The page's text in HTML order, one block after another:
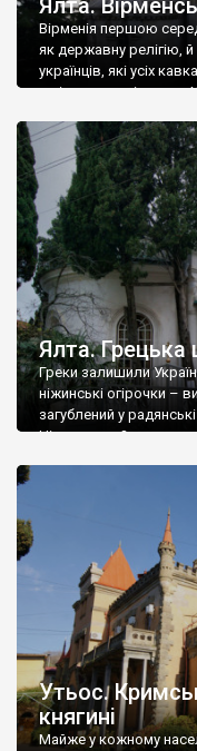
Ялта.
Вірменія першою
як державну релігію,
українців, які усіх
є відданими вірянами
Ялта.
Греки залишили
ніжинські огірочки –
загублений у
Ніжин греки?
Утьос.
княгині
Майже у кожному